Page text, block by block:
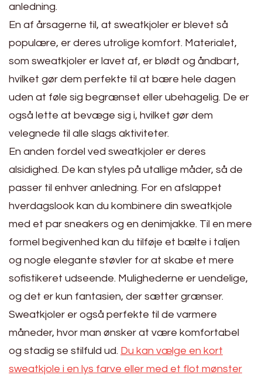
anledning.
En af årsagerne til, at sweatkjoler er blevet så
populære, er deres utrolige komfort. Materialet,
som sweatkjoler er lavet af, er blødt og åndbart,
hvilket gør dem perfekte til at bære hele dagen
uden at føle sig begrænset eller ubehagelig. De er
også lette at bevæge sig i, hvilket gør dem
velegnede til alle slags aktiviteter.
En anden fordel ved sweatkjoler er deres
alsidighed. De kan styles på utallige måder, så de
passer til enhver anledning. For en afslappet
hverdagslook kan du kombinere din sweatkjole
med et par sneakers og en denimjakke. Til en mere
formel begivenhed kan du tilføje et bælte i taljen
og nogle elegante støvler for at skabe et mere
sofistikeret udseende. Mulighederne er uendelige,
og det er kun fantasien, der sætter grænser.
Sweatkjoler er også perfekte til de varmere
måneder, hvor man ønsker at være komfortabel
og stadig se stilfuld ud. Du kan vælge en kort
sweatkjole i en lys farve eller med et flot mønster